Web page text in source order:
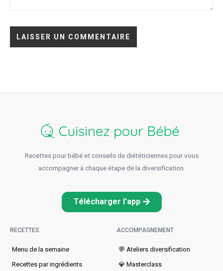
Recettes pour bébé et conseils de diététiciennes pour vous
accompagner à chaque étape de la diversification.
Télécharger l'app
RECETTES
Menu de la semaine​
Recettes par ingrédients
ACCOMPAGNEMENT
💬 Ateliers diversification
💎 Masterclass